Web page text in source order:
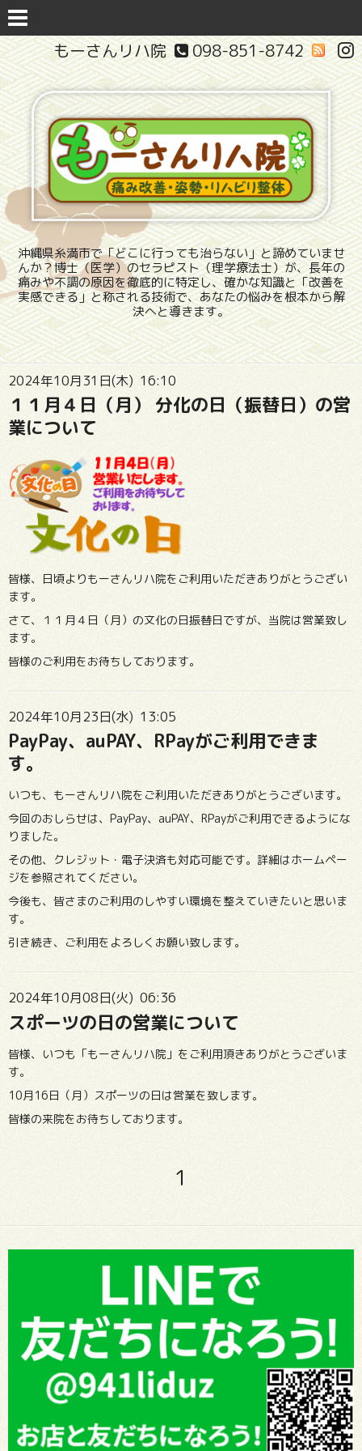
098-851-8742
もーさんリハ院
沖縄県糸満市で「どこに行っても治らない」と諦めていませ
んか？博士（医学）のセラピスト（理学療法士）が、長年の
痛みや不調の原因を徹底的に特定し、確かな知識と「改善を
実感できる」と称される技術で、あなたの悩みを根本から解
決へと導きます。
2024年10月31日(木) 16:10
１１月４日（月） 分化の日（振替日）の営
業について
皆様、日頃よりもーさんリハ院をご利用いただきありがとうござい
ます。
さて、１１月４日（月）の文化の日振替日ですが、当院は営業致し
ます。
皆様のご利用をお待ちしております。
2024年10月23日(水) 13:05
PayPay、auPAY、RPayがご利用できま
す。
いつも、もーさんリハ院をご利用いただきありがとうございます。
今回のおしらせは、PayPay、auPAY、RPayがご利用できるようにな
りました。
その他、クレジット・電子決済も対応可能です。詳細はホームペー
ジを参照されてください。
今後も、皆さまのご利用のしやすい環境を整えていきたいと思いま
す。
引き続き、ご利用をよろしくお願い致します。
2024年10月08日(火) 06:36
スポーツの日の営業について
皆様、いつも「もーさんリハ院」をご利用頂きありがとうございま
す。
10月16日（月）スポーツの日は営業を致します。
皆様の来院をお待ちしております。
1